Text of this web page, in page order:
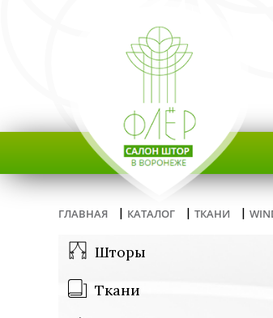
ГЛАВНАЯ | КАТАЛОГ | ТКАНИ |
Шторы
Ткани